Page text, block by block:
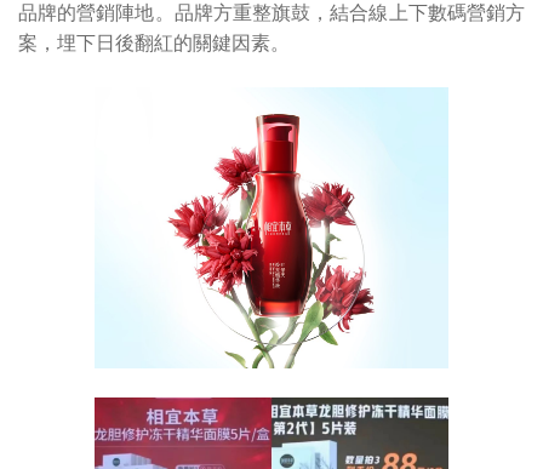
品牌的營銷陣地。品牌方重整旗鼓，結合線上下數碼營銷方
案，埋下日後翻紅的關鍵因素。